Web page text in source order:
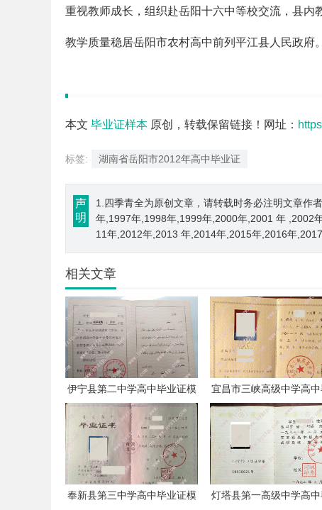
重视教师成长，组织赴岳阳十六中等校交流，县内
教学质量稳居岳阳市农村高中前列平江县人民政府。
本文 毕业证样本 原创，转载保留链接！网址：
标签: 湖南省岳阳市2012年高中毕业证
声
明
1.四季青全为原创文章，请转载时务必注明文章作
年,1997年,1998年,1999年,2000年,2001 年 ,2002
11年,2012年,2013 年,2014年,2015年,2016年
相关文章
伊宁县第二中学高中毕业证模
板样本
宜昌市三峡高级中学高
证模板样本
奉新县第三中学高中毕业证模
灯塔县第一高级中学高